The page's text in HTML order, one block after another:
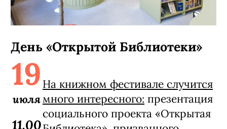
День «Открытой Библиотеки»
19
июля
11.00
На книжном фестивале случится
много интересного: презентация
социального проекта «Открытая